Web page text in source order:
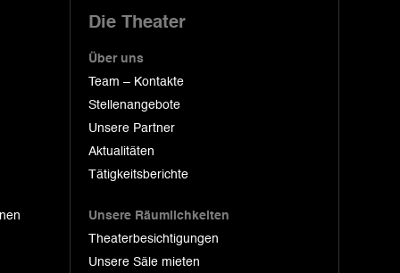
Die Theater
Über uns
Team – Kontakte
Stellenangebote
Unsere Partner
Aktualitäten
Tätigkeitsberichte
Unsere Räumlichkeiten
Theaterbesichtigungen
Unsere Säle mieten